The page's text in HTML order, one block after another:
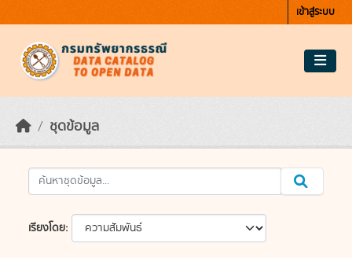
เข้าสู่ระบบ
ชุดข้อมูล
เรียงโดย